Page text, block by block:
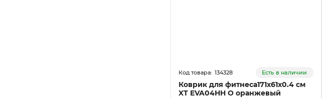
134328 Есть в наличии
Коврик для фитнеса171х61х0.4 см
XT EVA04HH O оранжевый